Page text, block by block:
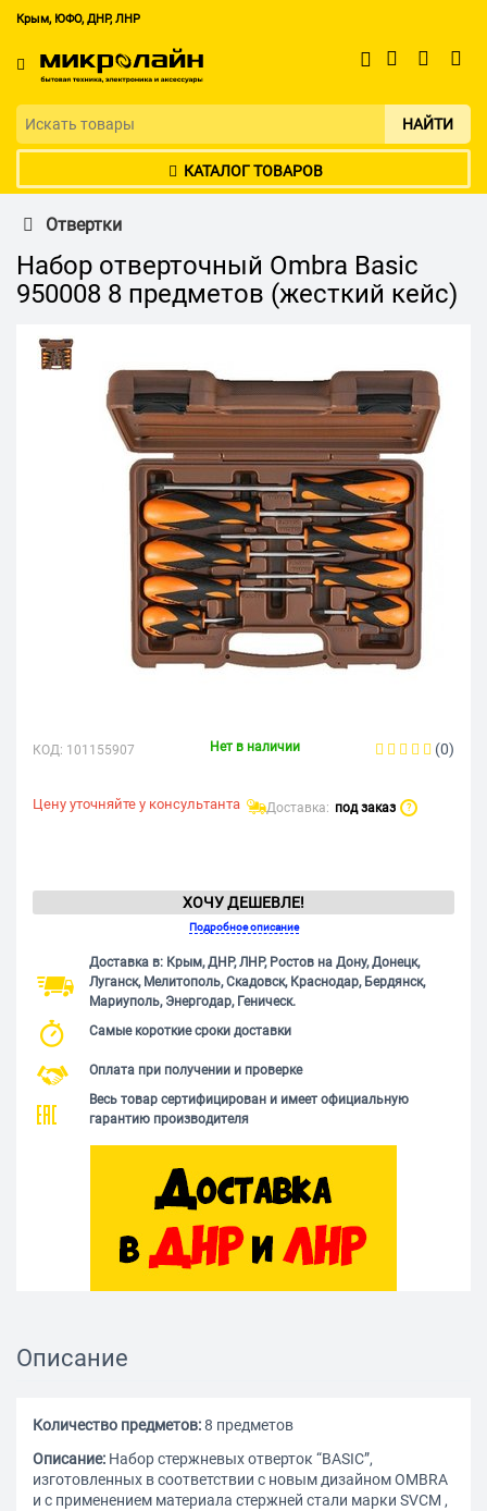
Крым, ЮФО, ДНР, ЛНР
НАЙТИ
КАТАЛОГ ТОВАРОВ
Отвертки
Набор отверточный Ombra Basic
950008 8 предметов (жесткий кейс)
КОД: 101155907 Нет в наличии (0)
Цену уточняйте у консультанта Доставка: под заказ ?
ХОЧУ ДЕШЕВЛЕ!
Подробное описание
Доставка в: Крым, ДНР, ЛНР, Ростов на Дону, Донецк,
Луганск, Мелитополь, Скадовск, Краснодар, Бердянск,
Мариуполь, Энергодар, Геническ.
Самые короткие сроки доставки
Оплата при получении и проверке
Весь товар сертифицирован и имеет официальную
гарантию производителя
Описание
Количество предметов:8 предметов
Описание: Набор стержневых отверток “BASIC”,
изготовленных в соответствии с новым дизайном OMBRA
и с применением материала стержней стали марки SVCM ,